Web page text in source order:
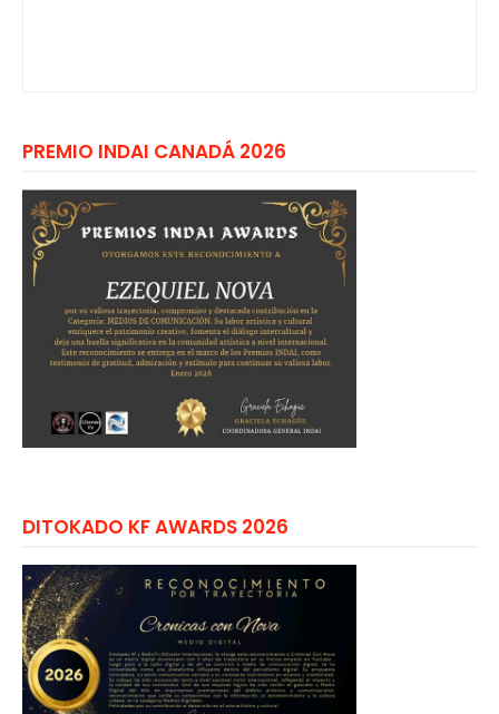
PREMIO INDAI CANADÁ 2026
DITOKADO KF AWARDS 2026